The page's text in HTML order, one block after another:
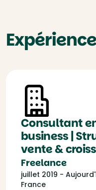
Consultant
business |
vente &
Freelance
juillet 2019 -
France